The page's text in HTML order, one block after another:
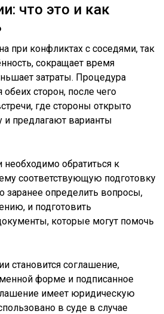
что это и как
при конфликтах с соседями, так
сокращает время
затраты. Процедура
обеих сторон, после чего
где стороны открыто
предлагают варианты
обратиться к
соответствующую подготовку
заранее определить вопросы,
и подготовить
которые могут помочь
становится соглашение,
форме и подписанное
имеет юридическую
в суде в случае